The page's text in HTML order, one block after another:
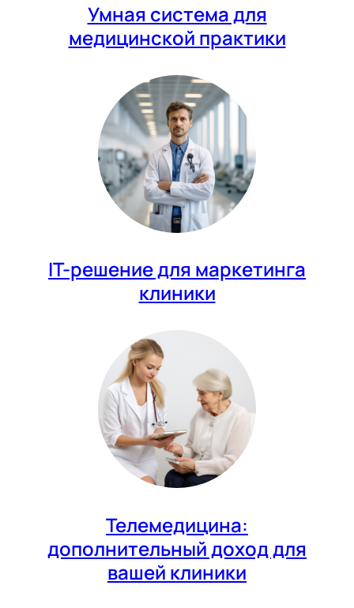
Умная система для
медицинской практики
IT-решение для маркетинга
клиники
Телемедицина:
дополнительный доход для
вашей клиники